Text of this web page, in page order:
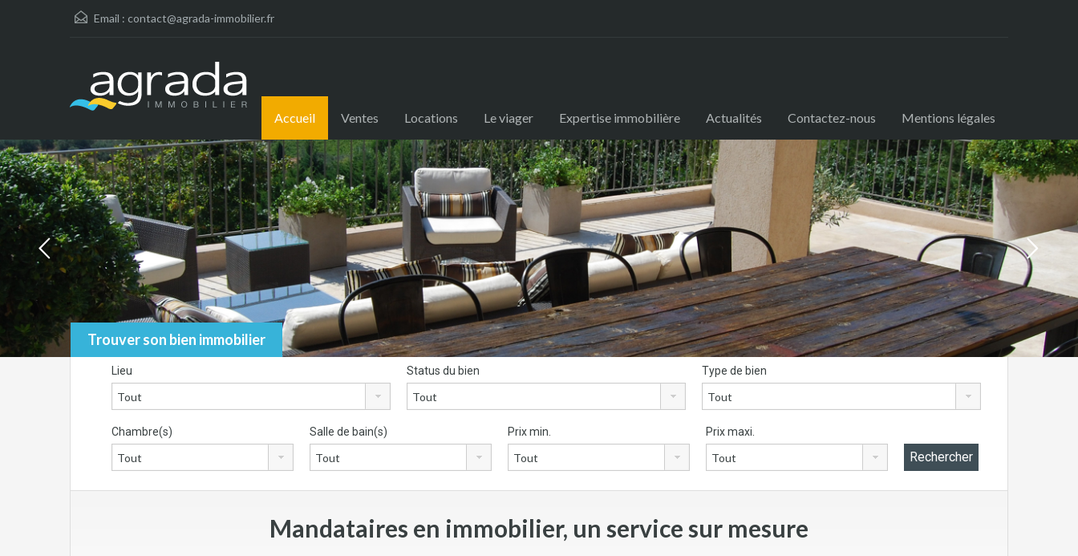
Email : contact@agrada-immobilier.fr
Accueil Ventes Locations Le viager Expertise immobilière Actualités Contactez-nous Mentions légales
Trouver son bien immobilier
Lieu Status du bien Type de bien
Chambre(s) Salle de bain(s) Prix min. Prix maxi.
Mandataires en immobilier, un service sur mesure